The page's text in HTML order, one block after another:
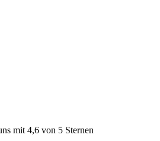
mit 4,6 von 5 Sternen